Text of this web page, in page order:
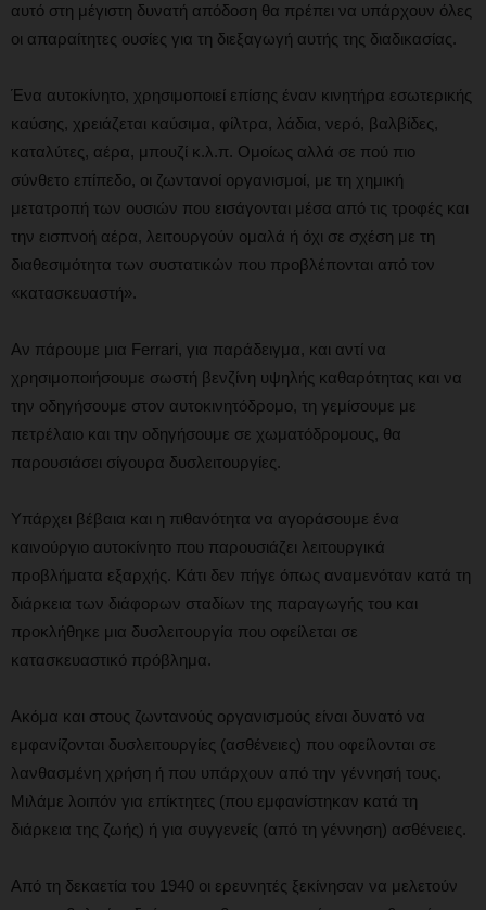
αυτό στη μέγιστη δυνατή απόδοση θα πρέπει να υπάρχουν όλες
οι απαραίτητες ουσίες για τη διεξαγωγή αυτής της διαδικασίας.
Ένα αυτοκίνητο, χρησιμοποιεί επίσης έναν κινητήρα εσωτερικής
καύσης, χρειάζεται καύσιμα, φίλτρα, λάδια, νερό, βαλβίδες,
καταλύτες, αέρα, μπουζί κ.λ.π. Ομοίως αλλά σε πού πιο
σύνθετο επίπεδο, οι ζωντανοί οργανισμοί, με τη χημική
μετατροπή των ουσιών που εισάγονται μέσα από τις τροφές και
την εισπνοή αέρα, λειτουργούν ομαλά ή όχι σε σχέση με τη
διαθεσιμότητα των συστατικών που προβλέπονται από τον
«κατασκευαστή».
Αν πάρουμε μια Ferrari, για παράδειγμα, και αντί να
χρησιμοποιήσουμε σωστή βενζίνη υψηλής καθαρότητας και να
την οδηγήσουμε στον αυτοκινητόδρομο, τη γεμίσουμε με
πετρέλαιο και την οδηγήσουμε σε χωματόδρομους, θα
παρουσιάσει σίγουρα δυσλειτουργίες.
Υπάρχει βέβαια και η πιθανότητα να αγοράσουμε ένα
καινούργιο αυτοκίνητο που παρουσιάζει λειτουργικά
προβλήματα εξαρχής. Κάτι δεν πήγε όπως αναμενόταν κατά τη
διάρκεια των διάφορων σταδίων της παραγωγής του και
προκλήθηκε μια δυσλειτουργία που οφείλεται σε
κατασκευαστικό πρόβλημα.
Ακόμα και στους ζωντανούς οργανισμούς είναι δυνατό να
εμφανίζονται δυσλειτουργίες (ασθένειες) που οφείλονται σε
λανθασμένη χρήση ή που υπάρχουν από την γέννησή τους.
Μιλάμε λοιπόν για επίκτητες (που εμφανίστηκαν κατά τη
διάρκεια της ζωής) ή για συγγενείς (από τη γέννηση) ασθένειες.
Από τη δεκαετία του 1940 οι ερευνητές ξεκίνησαν να μελετούν